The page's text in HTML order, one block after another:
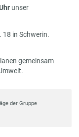
unser
18 in Schwerin.
gemeinsam
der Gruppe